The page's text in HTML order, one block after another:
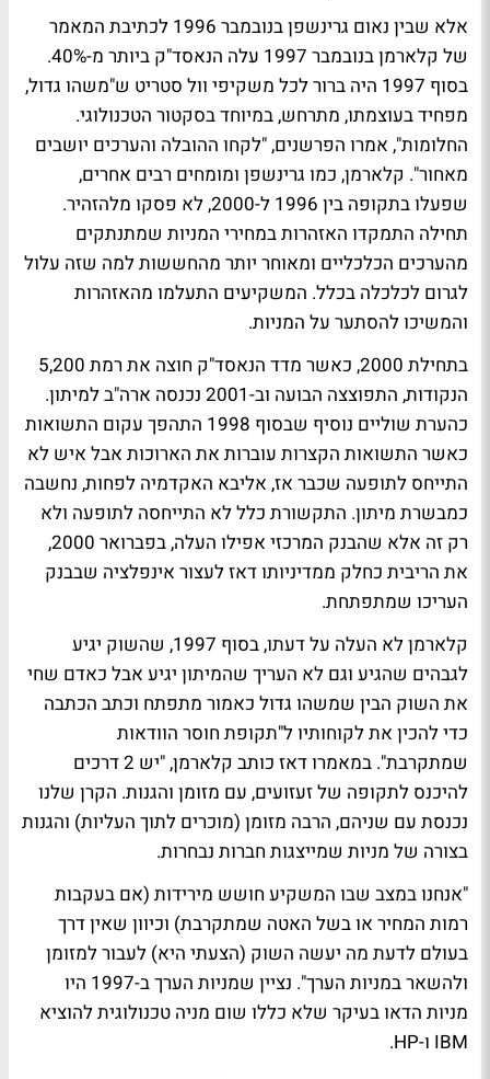
אלא שבין נאום גרינשפן בנובמבר 1996 לכתיבת המאמר
של קלארמן בנובמבר 1997 עלה הנאסד"ק ביותר מ-40%.
בסוף 1997 היה ברור לכל משקיפי וול סטריט ש"משהו גדול,
מפחיד בעוצמתו, מתרחש, במיוחד בסקטור הטכנולוגי.
החלומות", אמרו הפרשנים, "לקחו ההובלה והערכים יושבים
מאחור". קלארמן, כמו גרינשפן ומומחים רבים אחרים,
שפעלו בתקופה בין 1996 ל-2000, לא פסקו מלהזהיר.
תחילה התמקדו האזהרות במחירי המניות שמתנתקים
מהערכים הכלכליים ומאוחר יותר מהחששות למה שזה עלול
לגרום לכלכלה בכלל. המשקיעים התעלמו מהאזהרות
והמשיכו להסתער על המניות.
בתחילת 2000, כאשר מדד הנאסד"ק חוצה את רמת 5,200
הנקודות, התפוצצה הבועה וב-2001 נכנסה ארה"ב למיתון.
כהערת שוליים נוסיף שבסוף 1998 התהפך עקום התשואות
כאשר התשואות הקצרות עוברות את הארוכות אבל איש לא
התייחס לתופעה שכבר אז, אליבא האקדמיה לפחות, נחשבה
כמבשרת מיתון. התקשורת כלל לא התייחסה לתופעה ולא
רק זה אלא שהבנק המרכזי אפילו העלה, בפברואר 2000,
את הריבית כחלק ממדיניותו דאז לעצור אינפלציה שבבנק
העריכו שמתפתחת.
קלארמן לא העלה על דעתו, בסוף 1997, שהשוק יגיע
לגבהים שהגיע וגם לא העריך שהמיתון יגיע אבל כאדם שחי
את השוק הבין שמשהו גדול כאמור מתפתח וכתב הכתבה
כדי להכין את לקוחותיו ל"תקופת חוסר הוודאות
שמתקרבת". במאמרו דאז כותב קלארמן, "יש 2 דרכים
להיכנס לתקופה של זעזועים, עם מזומן והגנות. הקרן שלנו
נכנסת עם שניהם, הרבה מזומן (מוכרים לתוך העליות) והגנות
בצורה של מניות שמייצגות חברות נבחרות.
"אנחנו במצב שבו המשקיע חושש מירידות (אם בעקבות
רמות המחיר או בשל האטה שמתקרבת) וכיוון שאין דרך
בעולם לדעת מה יעשה השוק (הצעתי היא) לעבור למזומן
ולהשאר במניות הערך". נציין שמניות הערך ב-1997 היו
מניות הדאו בעיקר שלא כללו שום מניה טכנולוגית להוציא
IBM ו-HP.